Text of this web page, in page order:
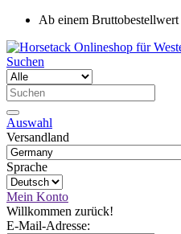
Ab einem
Suchen
Auswahl
Versandland
Sprache
Mein Konto
Willkommen zurück!
E-Mail-Adresse: